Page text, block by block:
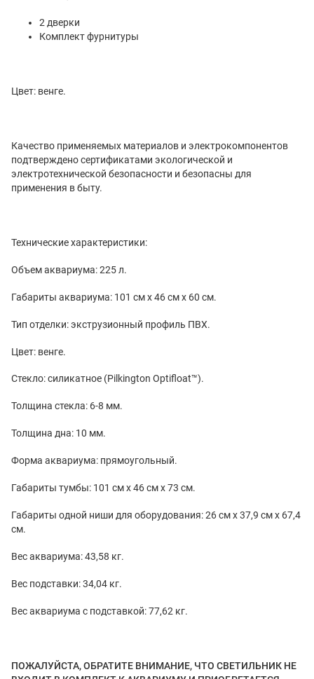
2 дверки
Комплект фурнитуры
Цвет: венге.
Качество применяемых материалов и электрокомпонентов
подтверждено сертификатами экологической и
электротехнической безопасности и безопасны для
применения в быту.
Технические характеристики:
Объем аквариума: 225 л.
Габариты аквариума: 101 см x 46 см x 60 см.
Тип отделки: экструзионный профиль ПВХ.
Цвет: венге.
Стекло: силикатное (Pilkington Optifloat™).
Толщина стекла: 6-8 мм.
Толщина дна: 10 мм.
Форма аквариума: прямоугольный.
Габариты тумбы: 101 см x 46 см x 73 см.
Габариты одной ниши для оборудования: 26 см x 37,9 см x 67,4
см.
Вес аквариума: 43,58 кг.
Вес подставки: 34,04 кг.
Вес аквариума с подставкой: 77,62 кг.
ПОЖАЛУЙСТА, ОБРАТИТЕ ВНИМАНИЕ, ЧТО СВЕТИЛЬНИК НЕ